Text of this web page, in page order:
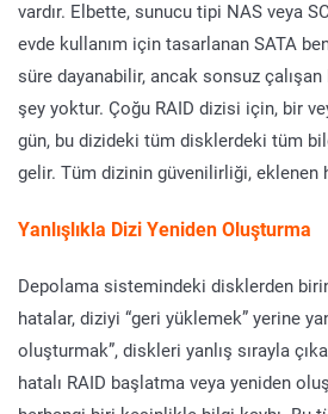
vardır. Elbette, sunucu tipi NAS veya
evde kullanım için tasarlanan SATA
süre dayanabilir, ancak sonsuz
şey yoktur. Çoğu RAID dizisi için, bir
gün, bu dizideki tüm disklerdeki tüm
gelir. Tüm dizinin güvenilirliği, eklenen
Yanlışlıkla Dizi Yeniden Oluşturma
Depolama sistemindeki disklerden
hatalar, diziyi “geri yüklemek” yerine
oluşturmak”, diskleri yanlış sırayla
hatalı RAID başlatma veya yeniden